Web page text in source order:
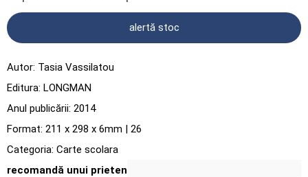
alertă stoc
Autor: Tasia Vassilatou
Editura: LONGMAN
Anul publicării: 2014
Format: 211 x 298 x 6mm | 26
Categoria: Carte scolara
recomandă unui prieten